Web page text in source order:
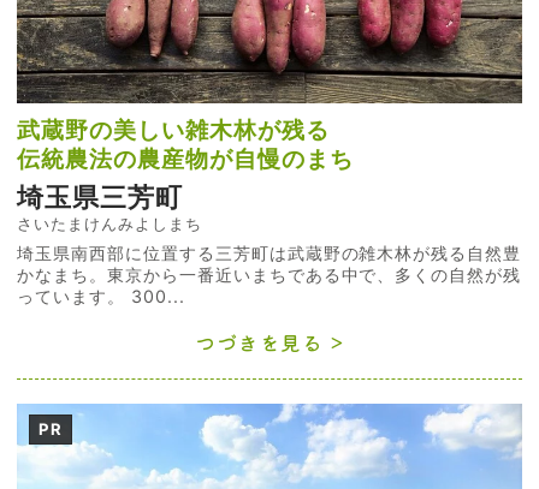
武蔵野の美しい雑木林が残る
伝統農法の農産物が自慢のまち
埼玉県三芳町
さいたまけんみよしまち
埼玉県南西部に位置する三芳町は武蔵野の雑木林が残る自然豊
かなまち。東京から一番近いまちである中で、多くの自然が残
っています。 300...
つづきを見る
PR